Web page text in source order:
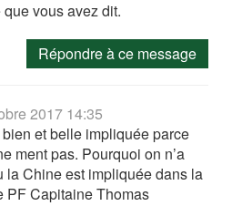
vous avez dit.
Répondre à ce message
2017 14:35
et belle impliquée parce
ment pas. Pourquoi on n’a
la Chine est impliquée dans la
PF Capitaine Thomas